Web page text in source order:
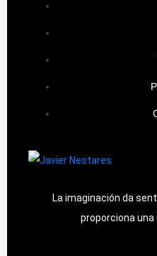
La imaginación da
proporciona